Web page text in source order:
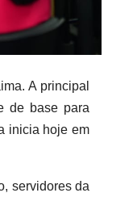
A principal
de base para
inicia hoje em
servidores da